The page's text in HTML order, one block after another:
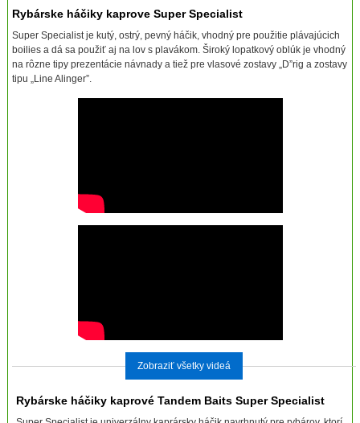
Rybárske háčiky kaprove Super Specialist
Super Specialist je kutý, ostrý, pevný háčik, vhodný pre použitie plávajúcich
boilies a dá sa použiť aj na lov s plavákom. Široký lopatkový oblúk je vhodný
na rôzne tipy prezentácie návnady a tiež pre vlasové zostavy „D”rig a zostavy
tipu „Line Alinger”.
Zobraziť všetky videá
Rybárske háčiky kaprové Tandem Baits Super Specialist